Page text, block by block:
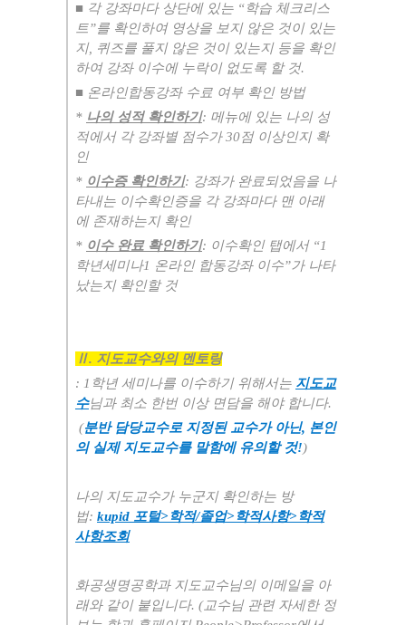
■ 각 강좌마다 상단에 있는 “학습 체크리스
트”를 확인하여 영상을 보지 않은 것이 있는
지, 퀴즈를 풀지 않은 것이 있는지 등을 확인
하여 강좌 이수에 누락이 없도록 할 것.
■ 온라인합동강좌 수료 여부 확인 방법
* 나의 성적 확인하기: 메뉴에 있는 나의 성
적에서 각 강좌별 점수가30점 이상인지 확
인
* 이수증 확인하기: 강좌가 완료되었음을 나
타내는 이수확인증을 각 강좌마다 맨 아래
에 존재하는지 확인
* 이수 완료 확인하기: 이수확인 탭에서 “1
학년세미나1 온라인 합동강좌 이수”가 나타
났는지 확인할 것
Ⅱ. 지도교수와의 멘토링
: 1 학년 세미나를 이수하기 위해서는 지도교
수님과 최소 한번 이상 면담을 해야 합니다.
(분반 담당교수로 지정된 교수가 아닌, 본인
의 실제 지도교수를 말함에 유의할 것!)
나의 지도교수가 누군지 확인하는 방
법: kupid 포털>학적/졸업>학적사항>학적
사항조회
화공생명공학과 지도교수님의 이메일을 아
래와 같이 붙입니다. (교수님 관련 자세한 정